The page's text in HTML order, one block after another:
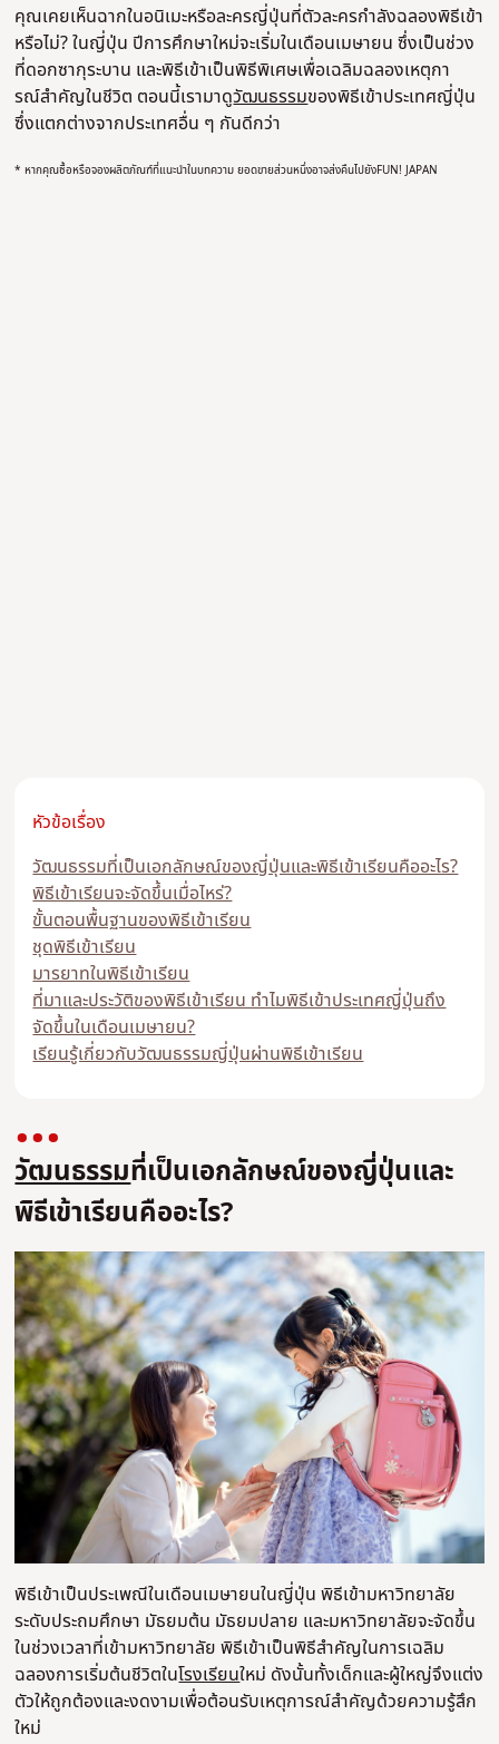
คุณเคยเห็นฉากในอนิเมะหรือละครญี่ปุ่นที่ตัวละครกําลังฉลองพิธีเข้า
หรือไม่? ในญี่ปุ่น ปีการศึกษาใหม่จะเริ่มในเดือนเมษายน ซึ่งเป็นช่วง
ที่ดอกซากุระบาน และพิธีเข้าเป็นพิธีพิเศษเพื่อเฉลิมฉลองเหตุกา
รณ์สําคัญในชีวิต ตอนนี้เรามาดูวัฒนธรรมของพิธีเข้าประเทศญี่ปุ่น
ซึ่งแตกต่างจากประเทศอื่น ๆ กันดีกว่า
* หากคุณซื้อหรือจองผลิตภัณฑ์ที่แนะนําในบทความ ยอดขายส่วนหนึ่งอาจส่งคืนไปยังFUN! JAPAN
หัวข้อเรื่อง
วัฒนธรรมที่เป็นเอกลักษณ์ของญี่ปุ่นและพิธีเข้าเรียนคืออะไร?
พิธีเข้าเรียนจะจัดขึ้นเมื่อไหร่?
ขั้นตอนพื้นฐานของพิธีเข้าเรียน
ชุดพิธีเข้าเรียน
มารยาทในพิธีเข้าเรียน
ที่มาและประวัติของพิธีเข้าเรียน ทําไมพิธีเข้าประเทศญี่ปุ่นถึง
จัดขึ้นในเดือนเมษายน?
เรียนรู้เกี่ยวกับวัฒนธรรมญี่ปุ่นผ่านพิธีเข้าเรียน
วัฒนธรรมที่เป็นเอกลักษณ์ของญี่ปุ่นและ
พิธีเข้าเรียนคืออะไร?
พิธีเข้าเป็นประเพณีในเดือนเมษายนในญี่ปุ่น พิธีเข้ามหาวิทยาลัย
ระดับประถมศึกษา มัธยมต้น มัธยมปลาย และมหาวิทยาลัยจะจัดขึ้น
ในช่วงเวลาที่เข้ามหาวิทยาลัย พิธีเข้าเป็นพิธีสําคัญในการเฉลิม
ฉลองการเริ่มต้นชีวิตในโรงเรียนใหม่ ดังนั้นทั้งเด็กและผู้ใหญ่จึงแต่ง
ตัวให้ถูกต้องและงดงามเพื่อต้อนรับเหตุการณ์สําคัญด้วยความรู้สึก
ใหม่